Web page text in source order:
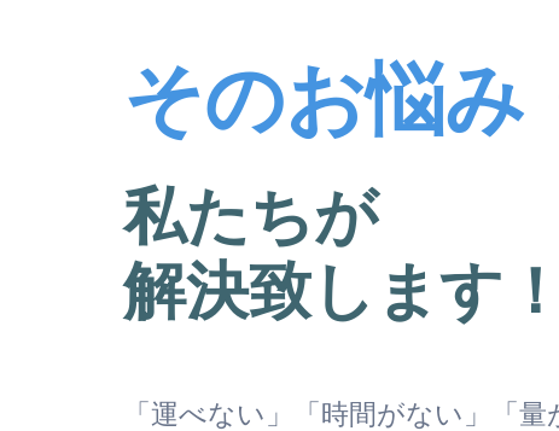
そのお悩み
私たちが
解決致します！
「運べない」「時間がない」「